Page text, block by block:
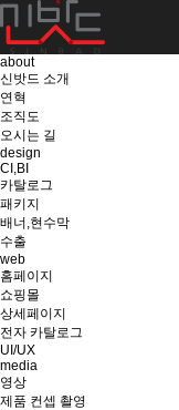
about
신밧드 소개
연혁
조직도
오시는 길
design
CI,BI
카탈로그
패키지
배너,현수막
수출
web
홈페이지
쇼핑몰
상세페이지
전자 카탈로그
UI/UX
media
영상
제품 컨셉 촬영